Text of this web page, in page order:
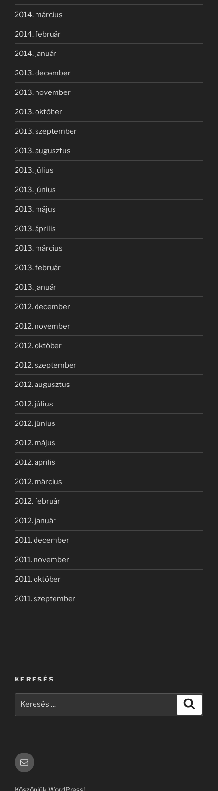
2014. március
2014. február
2014. január
2013. december
2013. november
2013. október
2013. szeptember
2013. augusztus
2013. július
2013. június
2013. május
2013. április
2013. március
2013. február
2013. január
2012. december
2012. november
2012. október
2012. szeptember
2012. augusztus
2012. július
2012. június
2012. május
2012. április
2012. március
2012. február
2012. január
2011. december
2011. november
2011. október
2011. szeptember
KERESÉS
Email
Köszönjük WordPress!